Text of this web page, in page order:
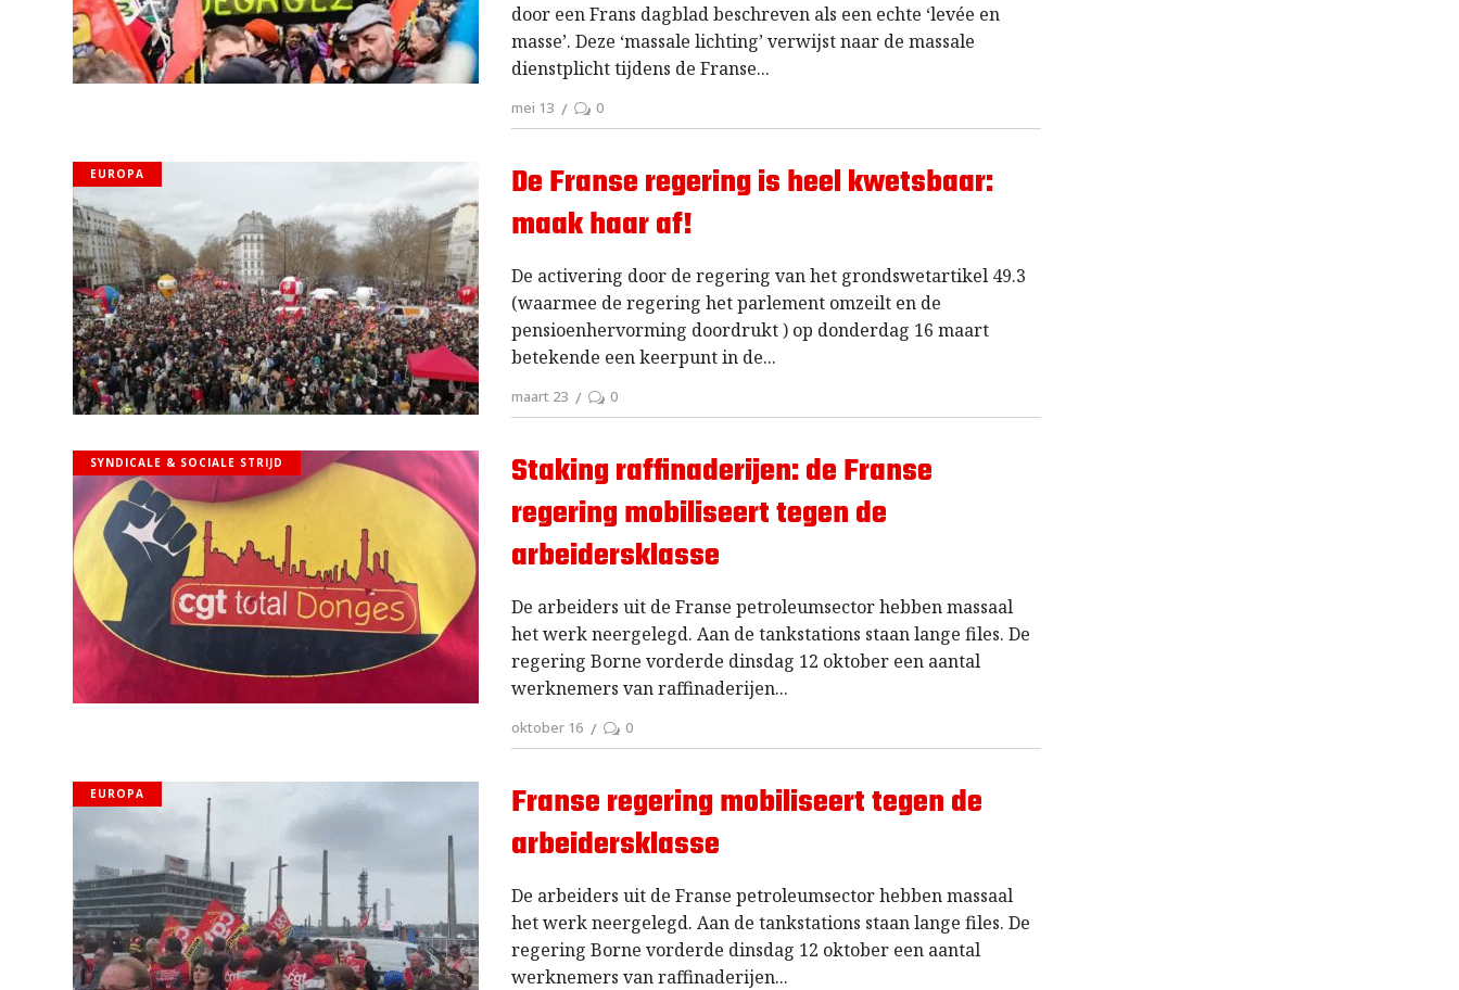
door een Frans dagblad beschreven als een echte ‘levée en
masse’. Deze ‘massale lichting’ verwijst naar de massale
dienstplicht tijdens de Franse
mei 13 0
EUROPA
De Franse regering is heel kwetsbaar:
maak haar af!
De activering door de regering van het grondswetartikel 49.3
(waarmee de regering het parlement omzeilt en de
pensioenhervorming doordrukt ) op donderdag 16 maart
betekende een keerpunt in de
maart 23 0
SYNDICALE & SOCIALE STRIJD
Staking raffinaderijen: de Franse
regering mobiliseert tegen de
arbeidersklasse
De arbeiders uit de Franse petroleumsector hebben massaal
het werk neergelegd. Aan de tankstations staan lange files. De
regering Borne vorderde dinsdag 12 oktober een aantal
werknemers van raffinaderijen
oktober 16 0
EUROPA
Franse regering mobiliseert tegen de
arbeidersklasse
De arbeiders uit de Franse petroleumsector hebben massaal
het werk neergelegd. Aan de tankstations staan lange files. De
regering Borne vorderde dinsdag 12 oktober een aantal
werknemers van raffinaderijen